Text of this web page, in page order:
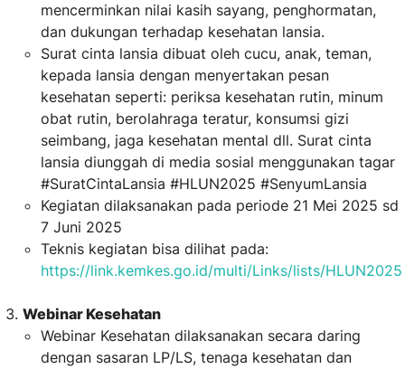
mencerminkan nilai kasih sayang, penghormatan,
dan dukungan terhadap kesehatan lansia.
Surat cinta lansia dibuat oleh cucu, anak, teman,
kepada lansia dengan menyertakan pesan
kesehatan seperti: periksa kesehatan rutin, minum
obat rutin, berolahraga teratur, konsumsi gizi
seimbang, jaga kesehatan mental dll. Surat cinta
lansia diunggah di media sosial menggunakan tagar
#SuratCintaLansia #HLUN2025 #SenyumLansia
Kegiatan dilaksanakan pada periode 21 Mei 2025 sd
7 Juni 2025
Teknis kegiatan bisa dilihat pada:
https://link.kemkes.go.id/multi/Links/lists/HLUN2025
Webinar Kesehatan
Webinar Kesehatan dilaksanakan secara daring
dengan sasaran LP/LS, tenaga kesehatan dan